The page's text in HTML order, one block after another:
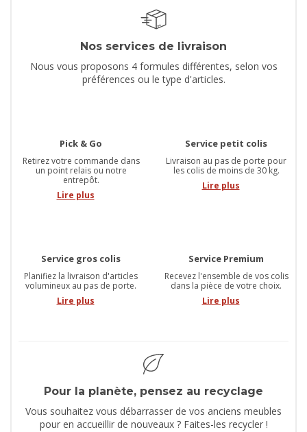
Nos services de livraison
Nous vous proposons 4 formules différentes, selon vos
préférences ou le type d'articles.
Pick & Go
Retirez votre commande dans
un point relais ou notre
entrepôt.
Lire plus
Service petit colis
Livraison au pas de porte pour
les colis de moins de 30 kg.
Lire plus
Service gros colis
Planifiez la livraison d'articles
volumineux au pas de porte.
Lire plus
Service Premium
Recevez l'ensemble de vos colis
dans la pièce de votre choix.
Lire plus
Pour la planète, pensez au recyclage
Vous souhaitez vous débarrasser de vos anciens meubles
pour en accueillir de nouveaux ? Faites-les recycler !